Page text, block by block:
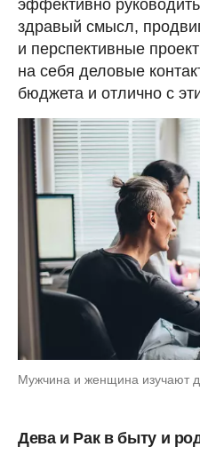
эффективно
здравый смысл,
и перспективные
на себя деловые
бюджета и отлично с
Мужчина и женщина изучают
Дева и Рак в быту и